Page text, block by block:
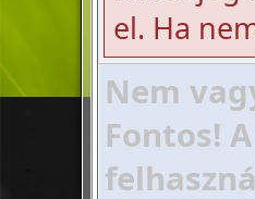
el. Ha
Nem
Fontos!